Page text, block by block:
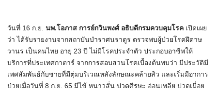
วันที่ 16 ก.ย. นพ.โอภาส การย์กวินพงศ์ อธิบดีกรมควบคุมโรค เปิดเผย
ว่า ได้รับรายงานจากสถาบันบำราศนราดูร ตรวจพบผู้ป่วยโรคฝีดาษ
วานร เป็นคนไทย อายุ 23 ปี ไม่มีโรคประจำตัว ประกอบอาชีพให้
บริการที่ประเทศกาตาร์ จากการสอบสวนโรคเบื้องต้นพบว่า มีประวัติมี
เพศสัมพันธ์กับชายที่มีตุ่มบริเวณหลังลักษณะคล้ายสิว และเริ่มมีอาการ
ป่วยเมื่อวันที่ 8 ก.ย. 65 มีไข้ หนาวสั่น ปวดศีรษะ อ่อนเพลีย ปวดเมื่อย